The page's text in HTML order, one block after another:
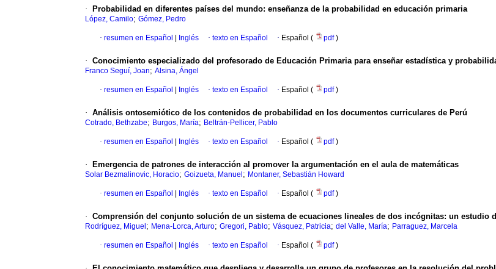
· Probabilidad en diferentes países del mundo: enseñanza de la probabilidad en educación primaria
López, Camilo; Gómez, Pedro
· resumen en Español Inglés · texto en Español · Español ( pdf)
· Conocimiento especializado del profesorado de Educación Primaria para enseñar estadística y
Franco Seguí, Joan; Alsina, Ángel
· resumen en Español Inglés · texto en Español · Español ( pdf)
· Análisis ontosemiótico de los contenidos de probabilidad en los documentos curriculares de Perú
Cotrado, Bethzabe; Burgos, María; Beltrán-Pellicer, Pablo
· resumen en Español Inglés · texto en Español · Español ( pdf)
· Emergencia de patrones de interacción al promover la argumentación en el aula de matemáticas
Solar Bezmalinovic, Horacio; Goizueta, Manuel ; Montaner, Sebastián Howard
· resumen en Español Inglés · texto en Español · Español ( pdf)
· Comprensión del conjunto solución de un sistema de ecuaciones lineales de dos incógnitas: un estudio
Rodríguez, Miguel ; Mena-Lorca, Arturo; Gregori, Pablo; Vásquez, Patricia; del Valle, María; Parraguez, Marcela
· resumen en Español Inglés · texto en Español · Español ( pdf)